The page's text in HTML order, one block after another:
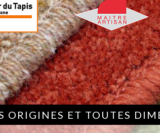
ORIGINES ET TOUTES